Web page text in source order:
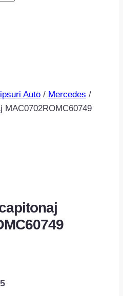
Auto / Mercedes /
MAC0702ROMC60749